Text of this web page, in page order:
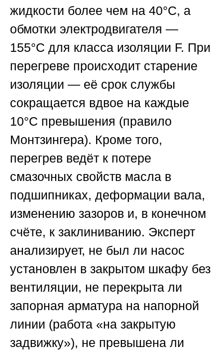
жидкости более чем на 40°C, а
обмотки электродвигателя —
155°C для класса изоляции F. При
перегреве происходит старение
изоляции — её срок службы
сокращается вдвое на каждые
10°C превышения (правило
Монтзингера). Кроме того,
перегрев ведёт к потере
смазочных свойств масла в
подшипниках, деформации вала,
изменению зазоров и, в конечном
счёте, к заклиниванию. Эксперт
анализирует, не был ли насос
установлен в закрытом шкафу без
вентиляции, не перекрыта ли
запорная арматура на напорной
линии (работа «на закрытую
задвижку»), не превышена ли